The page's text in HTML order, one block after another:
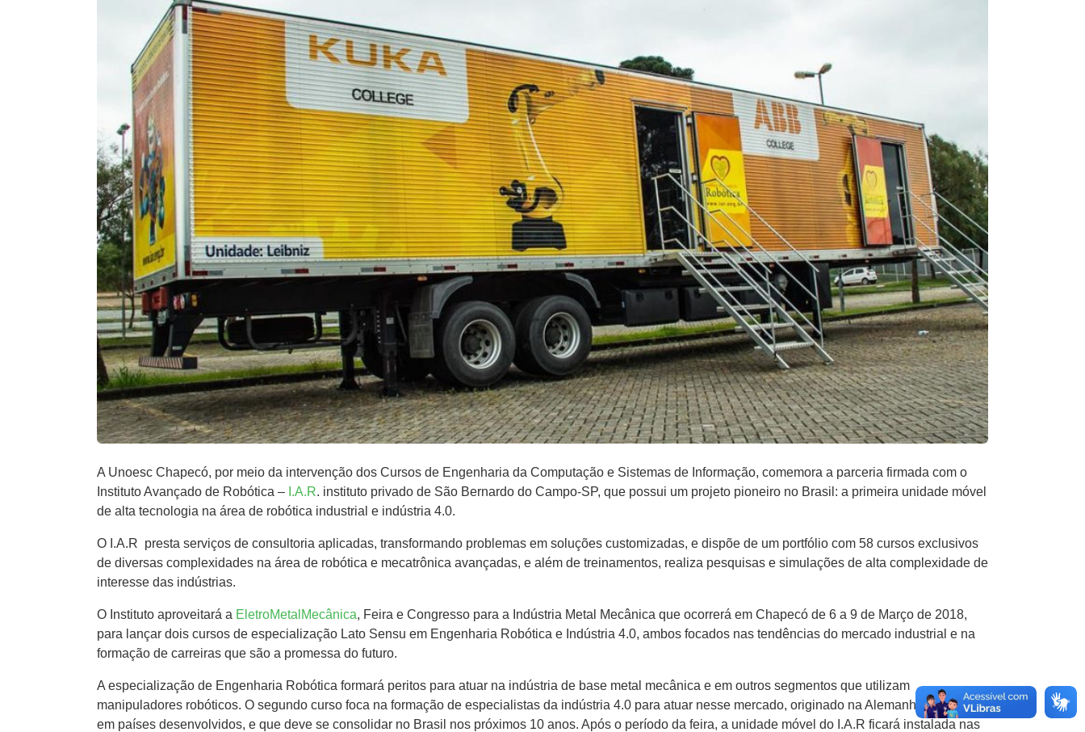
A Unoesc Chapecó, por meio da intervenção dos Cursos de Engenharia da Computação e Sistemas de Informação, comemora a parceria firmada com o
Instituto Avançado de Robótica – I.A.R. instituto privado de São Bernardo do Campo-SP, que possui um projeto pioneiro no Brasil: a primeira unidade móvel
de alta tecnologia na área de robótica industrial e indústria 4.0.
O I.A.R presta serviços de consultoria aplicadas, transformando problemas em soluções customizadas, e dispõe de um portfólio com 58 cursos exclusivos
de diversas complexidades na área de robótica e mecatrônica avançadas, e além de treinamentos, realiza pesquisas e simulações de alta complexidade de
interesse das indústrias.
O Instituto aproveitará a EletroMetalMecânica, Feira e Congresso para a Indústria Metal Mecânica que ocorrerá em Chapecó de 6 a 9 de Março de 2018,
para lançar dois cursos de especialização Lato Sensu em Engenharia Robótica e Indústria 4.0, ambos focados nas tendências do mercado industrial e na
formação de carreiras que são a promessa do futuro.
A especialização de Engenharia Robótica formará peritos para atuar na indústria de base metal mecânica e em outros segmentos que utilizam
manipuladores robóticos. O segundo curso foca na formação de especialistas da indústria 4.0 para atuar nesse mercado, originado na Alemanha e presente
em países desenvolvidos, e que deve se consolidar no Brasil nos próximos 10 anos. Após o período da feira, a unidade móvel do I.A.R ficará instalada nas